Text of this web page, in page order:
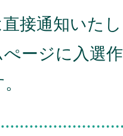
接通知いた
ージに入選